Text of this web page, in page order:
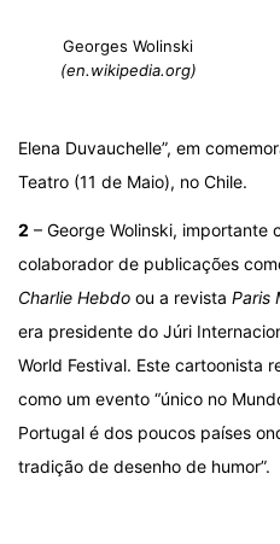
Georges Wolinski
(en.wikipedia.org)
Elena Duvauchelle”, em
Teatro (11 de Maio), no Chile.
2 – George Wolinski, importante
colaborador de publicações
Charlie Hebdo ou a revista Paris
era presidente do Júri
World Festival. Este cartoonista
como um evento “único no
Portugal é dos poucos países
tradição de desenho de humor”.